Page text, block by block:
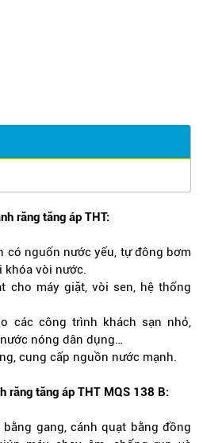
răng tăng áp THT:
có nguốn nước yếu, tự đông bơm
khóa vòi nước.
cho máy giặt, vòi sen, hệ thống
các công trình khách sạn nhỏ,
nóng dân dụng…
cung cấp nguồn nước mạnh.
răng tăng áp THT MQS 138 B:
gang, cánh quạt bằng đồng